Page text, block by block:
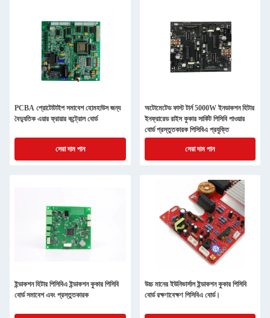
PCBA প্রোটোটাইপ সমাবেশ হোমহাউস জন্য
বৈদ্যুতিক এয়ার ফ্রায়ার কন্ট্রোল বোর্ড
সেরা দাম পান
অটোমেটেড ফাস্ট টার্ন 5000W ইনডাকশন হিটার
ইনফ্রারেড রাইস কুকার সার্কিট পিসিবি পাওয়ার
বোর্ড প্রস্তুতকারক পিসিবিএ প্রযুক্তি
সেরা দাম পান
ইন্ডাকশন হিটার পিসিবিএ ইন্ডাকশন কুকার পিসিবি
বোর্ড সমাবেশ এবং প্রস্তুতকারক
উচ্চ মানের ইউনিভার্সাল ইন্ডাকশন কুকার পিসিবি
বোর্ড রক্ষণাবেক্ষণ পিসিবিএ বোর্ড।